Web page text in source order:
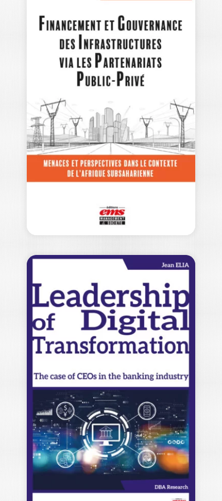
FINANCEMENT ET
GOUVERNANCE
INFRASTRUCTURE
S VIA…
KUBETERZIÉ CONSTANTIN DABIRE
L’ouvrage aborde la thématique
d’actualité des partenariats public-privé,
qui sont à la fois…
29,00€